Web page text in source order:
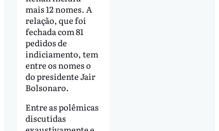
mais 12 nomes. A
relação, que foi
fechada com 81
pedidos de
indiciamento, tem
entre os nomes o
do presidente Jair
Bolsonaro.
Entre as polêmicas
discutidas